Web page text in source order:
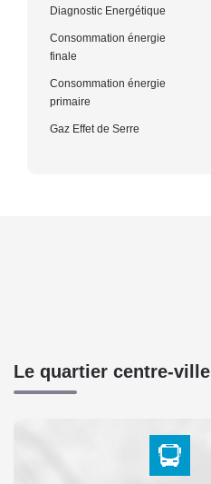
Diagnostic Energétique
Consommation énergie
finale
Consommation énergie
primaire
Gaz Effet de Serre
Le quartier centre-ville